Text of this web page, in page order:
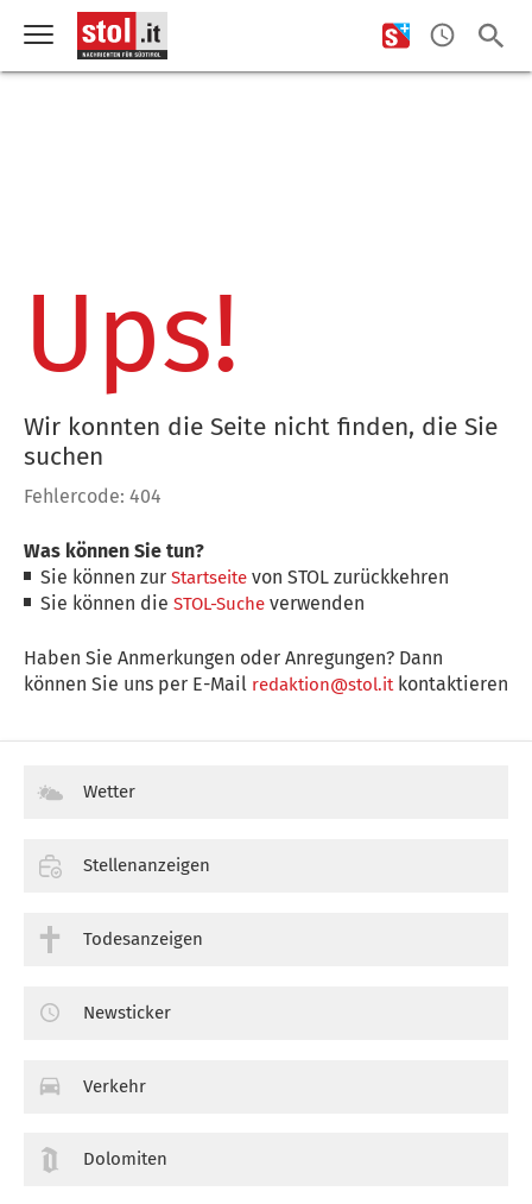
Ups!
Wir konnten die Seite nicht finden, die Sie
suchen
Fehlercode: 404
Was können Sie tun?
Sie können zurStartseite von STOL zurückkehren
Sie können dieSTOL-Suche verwenden
Haben Sie Anmerkungen oder Anregungen? Dann
können Sie uns per E-Mail redaktion@stol.itkontaktieren
Wetter
Stellenanzeigen
Todesanzeigen
Newsticker
Verkehr
Dolomiten